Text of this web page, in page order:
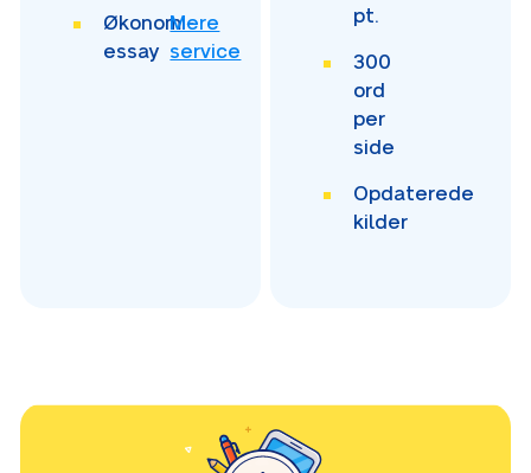
Økonomi-
essay
Mere
service
pt.
300
ord
per
side
Opdaterede
kilder